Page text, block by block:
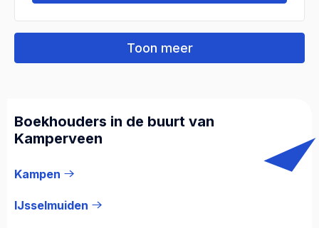
Toon meer
Boekhouders in de buurt van
Kamperveen
Kampen
IJsselmuiden